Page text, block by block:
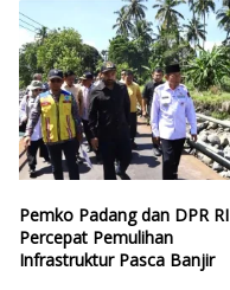
Pemko Padang dan DPR RI
Percepat Pemulihan
Infrastruktur Pasca Banjir